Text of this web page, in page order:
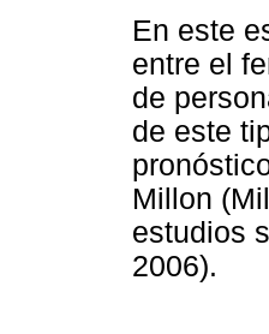
En este
entre el
de
de este
Millon
estudios
2006).